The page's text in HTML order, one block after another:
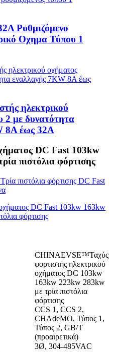
Ρυθμιζόμενο
Οχημα Τύπου 1
ηλεκτρικού
2 με δυνατότητα
8A έως 32A
DC Fast 103kw
πιστόλια φόρτισης
CHINAEVSE™️Ταχύς
φορτιστής ηλεκτρικού
οχήματος DC 103kw
163kw 223kw 283kw
με τρία πιστόλια
φόρτισης
CCS 1, CCS 2,
CHAdeMO, Τύπος 1,
Τύπος 2, GB/T
(προαιρετικά)
3Ø, 304-485VAC